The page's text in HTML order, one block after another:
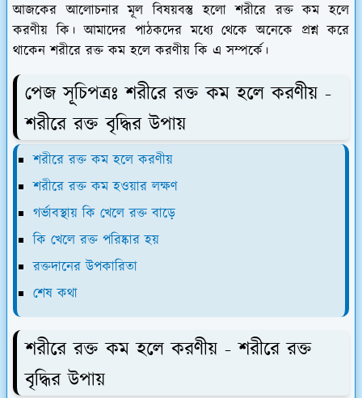
আজকের আলোচনার মূল বিষয়বস্তু হলো শরীরে রক্ত কম হলে
করণীয় কি। আমাদের পাঠকদের মধ্যে থেকে অনেকে প্রশ্ন করে
থাকেন শরীরে রক্ত কম হলে করণীয় কি এ সম্পর্কে।
পেজ সূচিপত্রঃ শরীরে রক্ত কম হলে করণীয় -
শরীরে রক্ত বৃদ্ধির উপায়
শরীরে রক্ত কম হলে করণীয়
শরীরে রক্ত কম হওয়ার লক্ষণ
গর্ভাবস্থায় কি খেলে রক্ত বাড়ে
কি খেলে রক্ত পরিষ্কার হয়
রক্তদানের উপকারিতা
শেষ কথা
শরীরে রক্ত কম হলে করণীয় - শরীরে রক্ত
বৃদ্ধির উপায়